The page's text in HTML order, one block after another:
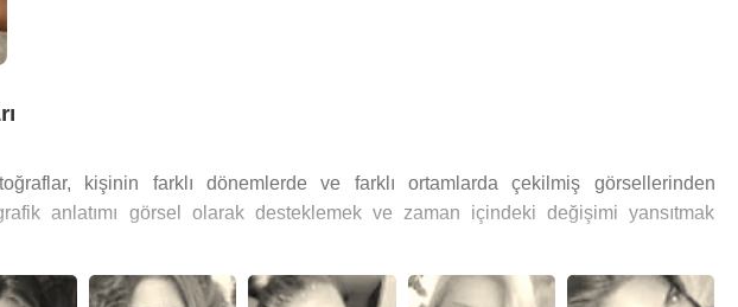
kişinin farklı dönemlerde ve farklı ortamlarda çekilmiş görsellerinden
anlatımı görsel olarak desteklemek ve zaman içindeki değişimi yansıtmak